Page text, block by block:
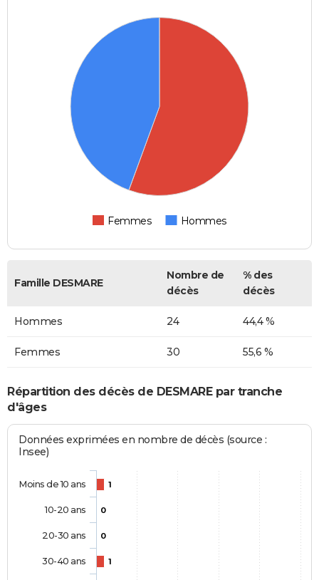
Femmes Hommes
Famille DESMARE
Nombre de
décès
% des
décès
Hommes 24 44,4 %
Femmes 30 55,6 %
Répartition des décès de DESMARE par tranche
d'âges
Données exprimées en nombre de décès (source :
Insee)
1
0
0
1
Moins de 10 ans
10-20 ans
20-30 ans
30-40 ans